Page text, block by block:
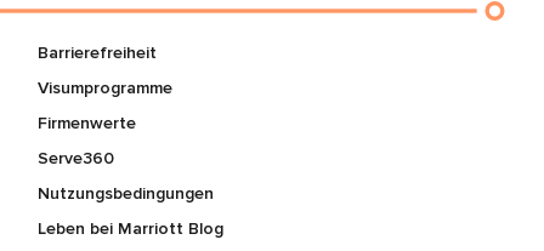
Barrierefreiheit
Visumprogramme
Firmenwerte
Serve360
Nutzungsbedingungen
Leben bei Marriott Blog